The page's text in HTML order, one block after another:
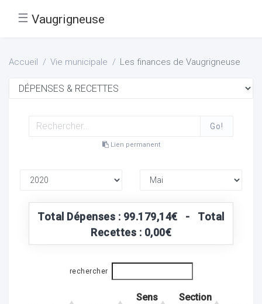
☰ Vaugrigneuse
Accueil Vie municipale Les finances de Vaugrigneuse
Go!
Lien permanent
Total Dépenses : 99.179,14€ - Total
Recettes : 0,00€
rechercher
Sens
Section